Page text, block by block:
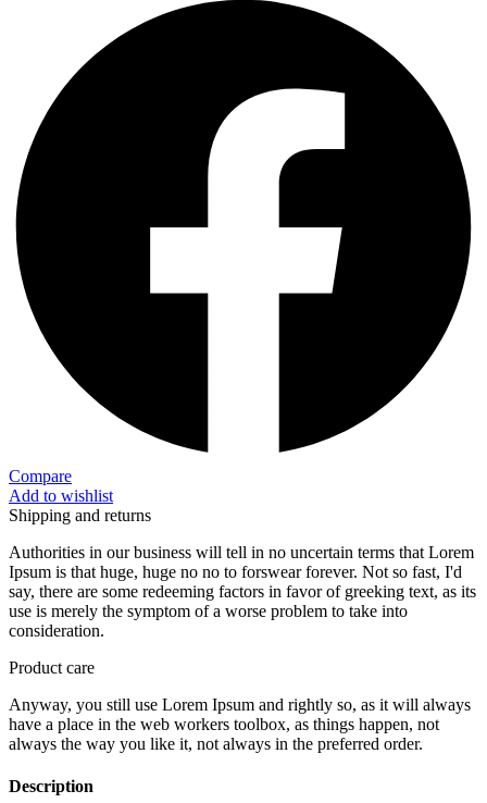
Compare
Add to wishlist
Shipping and returns
Authorities in our business will tell in no uncertain terms that Lorem
Ipsum is that huge, huge no no to forswear forever. Not so fast, I'd
say, there are some redeeming factors in favor of greeking text, as its
use is merely the symptom of a worse problem to take into
consideration.
Product care
Anyway, you still use Lorem Ipsum and rightly so, as it will always
have a place in the web workers toolbox, as things happen, not
always the way you like it, not always in the preferred order.
Description